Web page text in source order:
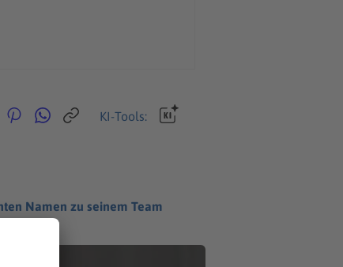
KI-Tools:
Namen zu seinem Team